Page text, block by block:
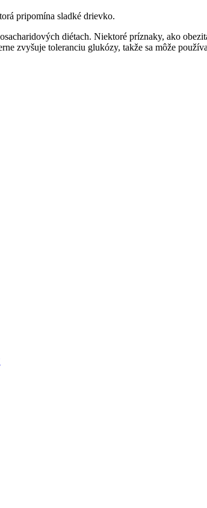
pripomína sladké drievko.
diétach. Niektoré príznaky, ako
zvyšuje toleranciu glukózy, takže sa môže